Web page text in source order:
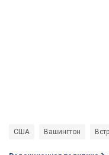
США Вашингтон